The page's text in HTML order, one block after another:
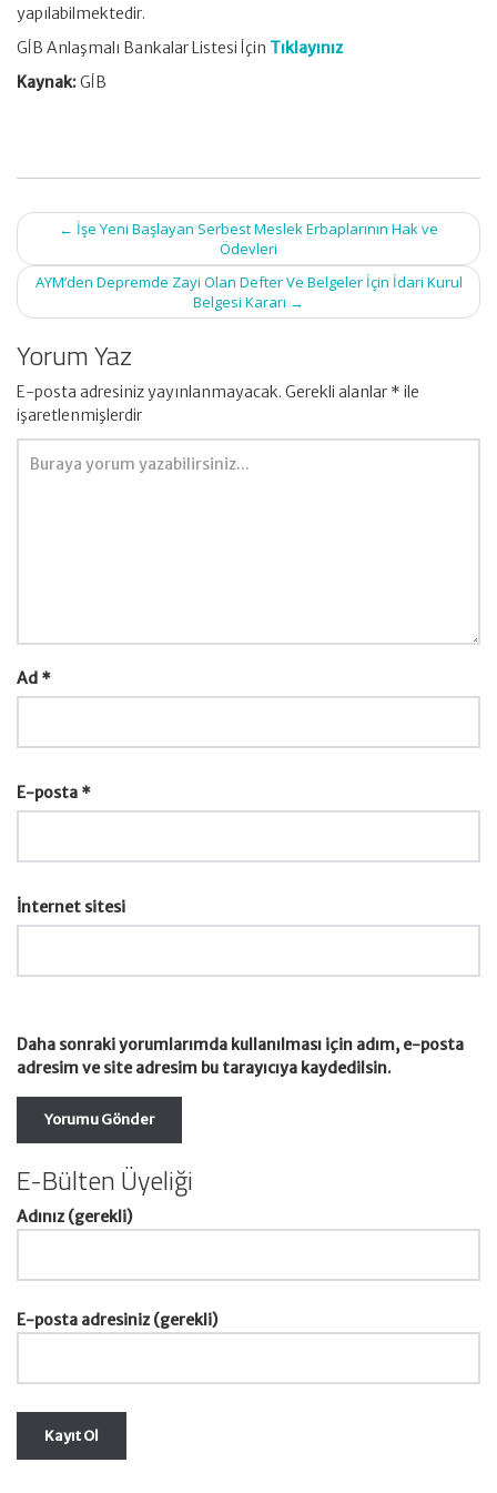
yapılabilmektedir.
GİB Anlaşmalı Bankalar Listesi İçin Tıklayınız
Kaynak:GİB
Post
navigation
← İşe Yeni Başlayan Serbest Meslek Erbaplarının Hak ve
Ödevleri
AYM’den Depremde Zayi Olan Defter Ve Belgeler İçin İdari Kurul
Belgesi Kararı →
Yorum Yaz
E-posta adresiniz yayınlanmayacak. Gerekli alanlar * ile
işaretlenmişlerdir
Ad *
E-posta *
İnternet sitesi
Daha sonraki yorumlarımda kullanılması için adım, e-posta
adresim ve site adresim bu tarayıcıya kaydedilsin.
E-Bülten Üyeliği
Adınız (gerekli)
E-posta adresiniz (gerekli)